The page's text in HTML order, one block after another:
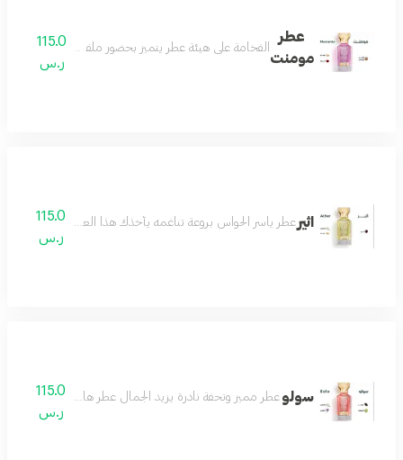
عطر
مومنت
الفخامة على هيئة عطر يتميز بحضور ملفت وفوحان طاغي
115.0
ر.س
اثير عطر ياسر الحواس بروعة تناغمه يأخذك هذا العطر في رحلة من
115.0
ر.س
سولو عطر مميز وتحفة نادرة يزيد الجمال عطر هادئ لطيف رائع
115.0
ر.س